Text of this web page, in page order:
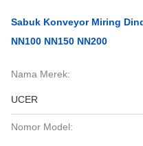
Sabuk Konveyor Miring
NN100 NN150 NN200
Nama Merek:
UCER
Nomor Model: